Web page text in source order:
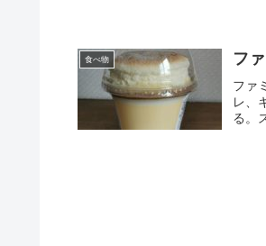
食べ物 フ
ファ
レ、
る。